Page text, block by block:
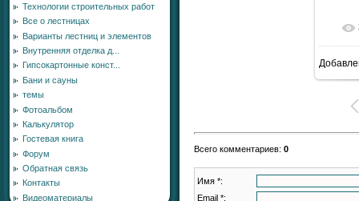
Технологии строительных работ
Все о лестницах
Варианты лестниц и элементов
Внутренняя отделка д...
Гипсокартонные конст...
Бани и сауны
темы
Фотоальбом
Калькулятор
Гостевая книга
Форум
Обратная связь
Контакты
Видеоматериалы
Всего комментариев: 0
Имя *:
Email *: